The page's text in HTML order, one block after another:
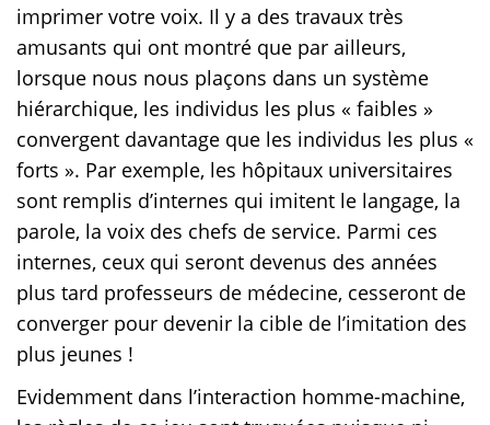
imprimer votre voix. Il y a des travaux très
amusants qui ont montré que par ailleurs,
lorsque nous nous plaçons dans un système
hiérarchique, les individus les plus « faibles »
convergent davantage que les individus les plus «
forts ». Par exemple, les hôpitaux universitaires
sont remplis d’internes qui imitent le langage, la
parole, la voix des chefs de service. Parmi ces
internes, ceux qui seront devenus des années
plus tard professeurs de médecine, cesseront de
converger pour devenir la cible de l’imitation des
plus jeunes !
Evidemment dans l’interaction homme-machine,